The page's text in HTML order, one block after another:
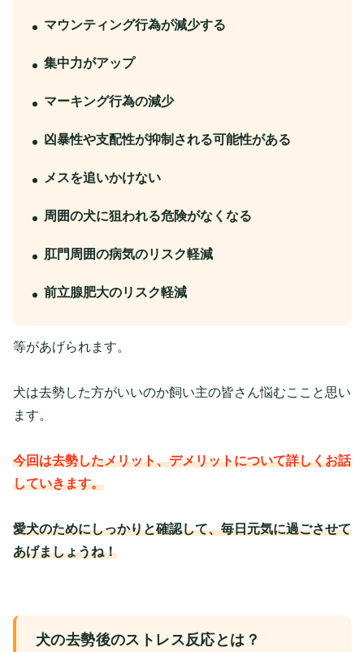
マウンティング行為が減少する
集中力がアップ
マーキング行為の減少
凶暴性や支配性が抑制される可能性がある
メスを追いかけない
周囲の犬に狙われる危険がなくなる
肛門周囲の病気のリスク軽減
前立腺肥大のリスク軽減
等があげられます。
犬は去勢した方がいいのか飼い主の皆さん悩むここと思い
ます。
今回は去勢したメリット、デメリットについて詳しくお話
していきます。
愛犬のためにしっかりと確認して、毎日元気に過ごさせて
あげましょうね！
犬の去勢後のストレス反応とは？